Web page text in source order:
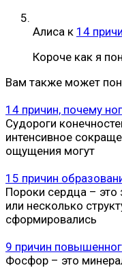
Алиса к 14
Короче как я
Вам также может
14 причин, почему
Судороги
интенсивное
ощущения могут
15 причин
Пороки сердца – это
или несколько
сформировались
9 причин
Фосфор – это